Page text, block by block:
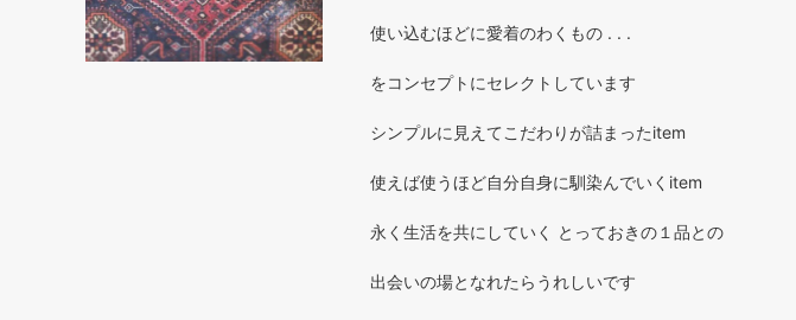
使い込むほどに愛着のわくもの . . .
をコンセプトにセレクトしています
シンプルに見えてこだわりが詰まったitem
使えば使うほど自分自身に馴染んでいくitem
永く生活を共にしていく とっておきの１品との
出会いの場となれたらうれしいです